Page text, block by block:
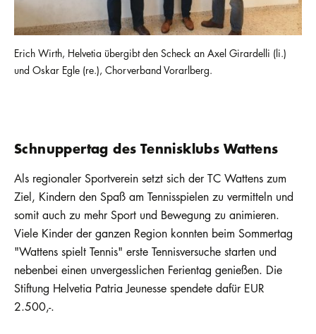
Erich Wirth, Helvetia übergibt den Scheck an Axel Girardelli (li.)
und Oskar Egle (re.), Chorverband Vorarlberg.
Schnuppertag des Tennisklubs Wattens
Als regionaler Sportverein setzt sich der TC Wattens zum
Ziel, Kindern den Spaß am Tennisspielen zu vermitteln und
somit auch zu mehr Sport und Bewegung zu animieren.
Viele Kinder der ganzen Region konnten beim Sommertag
"Wattens spielt Tennis" erste Tennisversuche starten und
nebenbei einen unvergesslichen Ferientag genießen. Die
Stiftung Helvetia Patria Jeunesse spendete dafür EUR
2.500,-.